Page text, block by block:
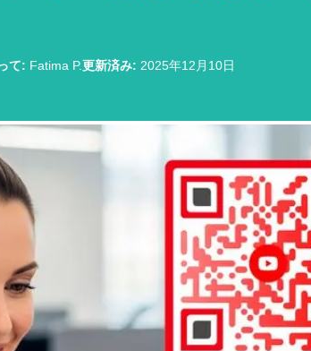
て: Fatima P.更新済み: 2025年12月10日